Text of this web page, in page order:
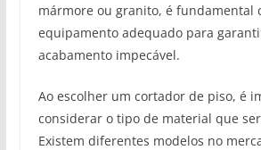
mármore ou granito, é fundamental
equipamento adequado para
acabamento impecável.
Ao escolher um cortador de piso, é
considerar o tipo de material que
Existem diferentes modelos no